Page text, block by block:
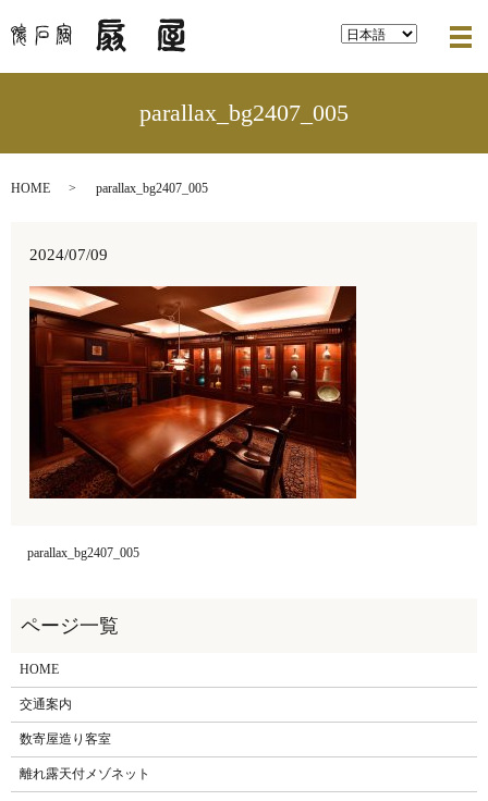
parallax_bg2407_005
HOME parallax_bg2407_005
2024/07/09
parallax_bg2407_005
HOME
交通案内
数寄屋造り客室
離れ露天付メゾネット